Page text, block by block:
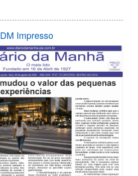
DM Impresso